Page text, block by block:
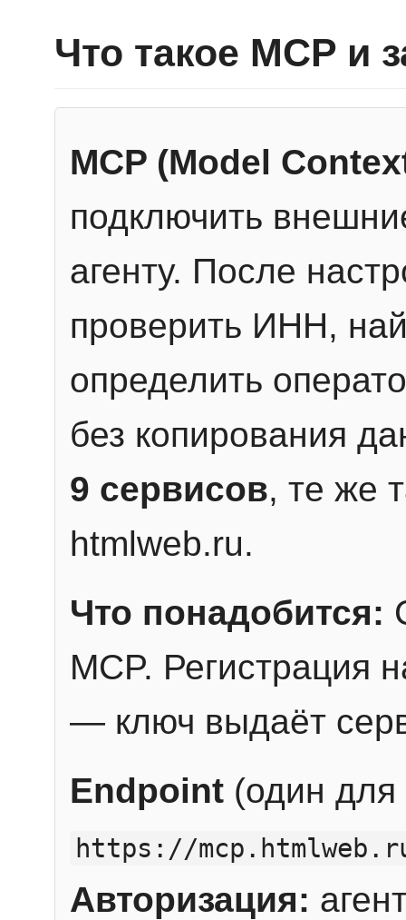
Что такое MCP и
MCP (Model
подключить
агенту. После
проверить ИНН,
определить
без копирования
9 сервисов, те же
htmlweb.ru.
Что понадобится:
MCP. Регистрация
— ключ выдаёт
Endpoint (один для
https://
Авторизация: